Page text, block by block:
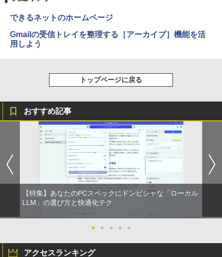
できるネットのホームページ
Gmailの受信トレイを整理する［アーカイブ］機能を活
用しよう
トップページに戻る
おすすめ記事
【特集】あなたのPCスペックにドンピシャな「ローカル
LLM」の選び方と快適化テク
● ● ● ● ●
アクセスランキング